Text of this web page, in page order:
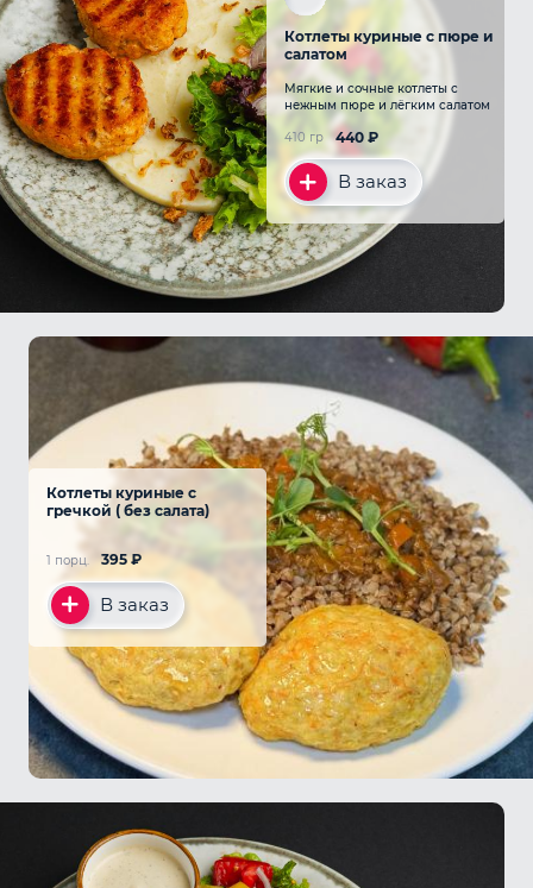
Котлеты куриные с пюре и
салатом
Мягкие и сочные котлеты с
нежным пюре и лёгким салатом
440 ₽
410 гр
В заказ
Котлеты куриные с
гречкой ( без салата)
395₽
1 порц.
В заказ